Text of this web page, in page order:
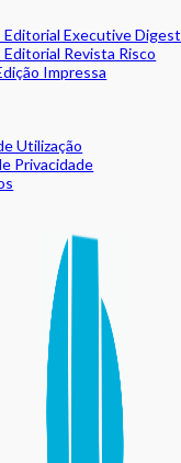
Executive Digest
Revista Risco
Impressa
Utilização
Privacidade